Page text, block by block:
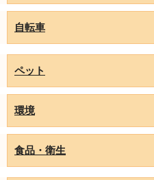
自転車
ペット
環境
食品・衛生